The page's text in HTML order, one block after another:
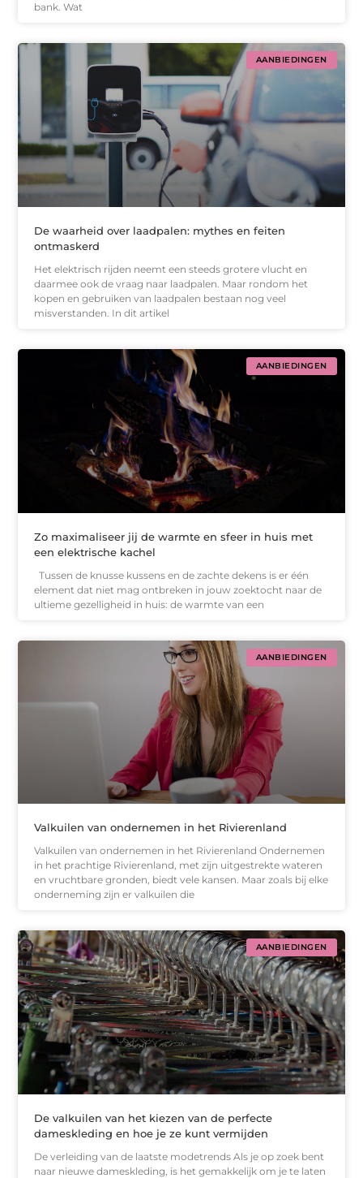
bank. Wat
AANBIEDINGEN
De waarheid over laadpalen: mythes en feiten
ontmaskerd
Het elektrisch rijden neemt een steeds grotere vlucht en
daarmee ook de vraag naar laadpalen. Maar rondom het
kopen en gebruiken van laadpalen bestaan nog veel
misverstanden. In dit artikel
AANBIEDINGEN
Zo maximaliseer jij de warmte en sfeer in huis met
een elektrische kachel
Tussen de knusse kussens en de zachte dekens is er één
element dat niet mag ontbreken in jouw zoektocht naar de
ultieme gezelligheid in huis: de warmte van een
AANBIEDINGEN
Valkuilen van ondernemen in het Rivierenland
Valkuilen van ondernemen in het Rivierenland Ondernemen
in het prachtige Rivierenland, met zijn uitgestrekte wateren
en vruchtbare gronden, biedt vele kansen. Maar zoals bij elke
onderneming zijn er valkuilen die
AANBIEDINGEN
De valkuilen van het kiezen van de perfecte
dameskleding en hoe je ze kunt vermijden
De verleiding van de laatste modetrends Als je op zoek bent
naar nieuwe dameskleding, is het gemakkelijk om je te laten